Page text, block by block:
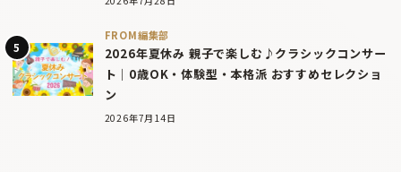
FROM編集部
2026年夏休み 親子で楽しむ♪クラシックコンサー
ト｜0歳OK・体験型・本格派 おすすめセレクショ
ン
2026年7月14日